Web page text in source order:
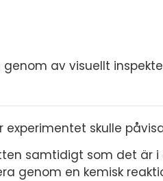
genom av visuellt
skulle
samtidigt som det är i
genom en kemisk